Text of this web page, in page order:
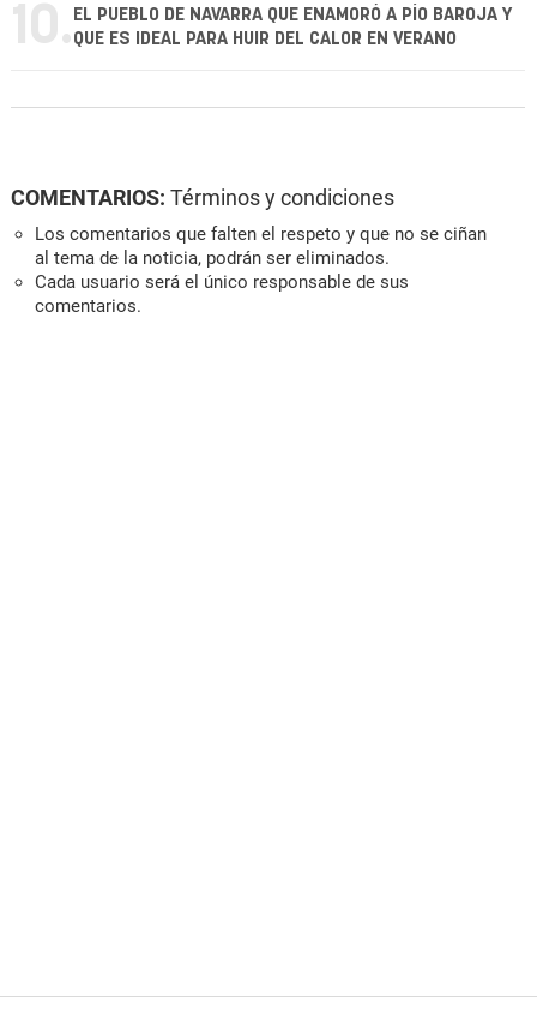
10. EL PUEBLO DE NAVARRA QUE ENAMORÓ A PÍO BAROJA Y
QUE ES IDEAL PARA HUIR DEL CALOR EN VERANO
COMENTARIOS: Términos y condiciones
Los comentarios que falten el respeto y que no se ciñan
al tema de la noticia, podrán ser eliminados.
Cada usuario será el único responsable de sus
comentarios.